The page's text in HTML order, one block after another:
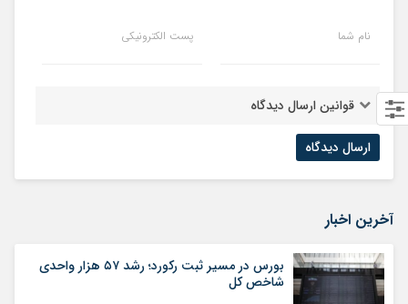
نام شما پست الکترونیکی
قوانین ارسال دیدگاه
آخرین اخبار
بورس در مسیر ثبت رکورد؛ رشد ۵۷ هزار واحدی
شاخص کل